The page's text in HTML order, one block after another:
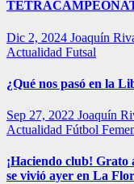
Dic 2, 2024 Joaquín
Actualidad Futsal
¿Qué nos pasó en la
Sep 27, 2022 Joaquín
Actualidad Fútbol
¡Haciendo club! Grato
se vivió ayer en La